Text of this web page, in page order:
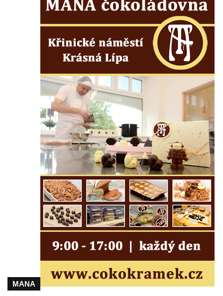
kostelu Nanebevzetí Panny Marie ve
Nanebevzetí Panny Marie ve Vilémově
Socha putti I. na schodišti ke kostelu
Nanebevzetí Panny Marie ve Vilémově
Socha svaté Anny na mostě přes
Vilémovský potok pod kostelem
Nanebevzetí Panny Marie ve Vilémově
Socha svatého Josefa na mostě přes
Vilémovský potok pod kostelem
Nanebevzetí Panny Marie ve Vilémově
Socha svatého Jana u dveří kostela
svatého Václava ve Šluknově
Socha svatého Pavla u dveří kostela
svatého Václava ve Šluknově
Socha svatého Jana Nepomuckého na
mostě u pivovaru ve Frýdlantu
Socha Piety v Okružní ulici ve Frýdlantu
Socha Albrechta z Valdštejna na náměstí T.
G. Masaryka ve Frýdlantu
MANA